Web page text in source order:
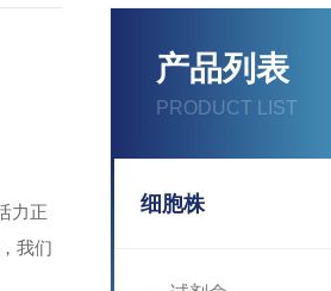
产品列表
PRODUCT LIST
细胞株
力正
我们